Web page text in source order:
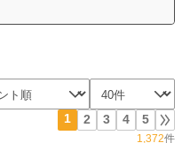
1 2 3 4 5
1,372件